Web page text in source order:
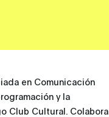
en Comunicación
y la
Club Cultural. Colabora